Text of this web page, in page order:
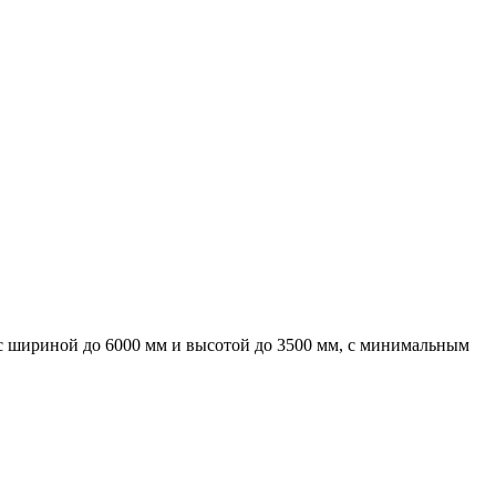
шириной до 6000 мм и высотой до 3500 мм, с минимальным